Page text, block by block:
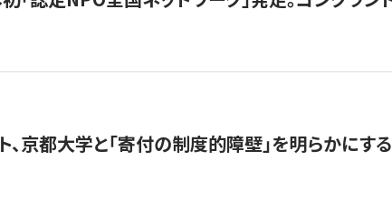
、京都大学と「寄付の制度的障壁」を明らかにす